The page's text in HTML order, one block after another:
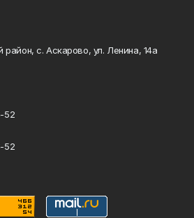
с. Аскарово, ул. Ленина, 14а
52
52